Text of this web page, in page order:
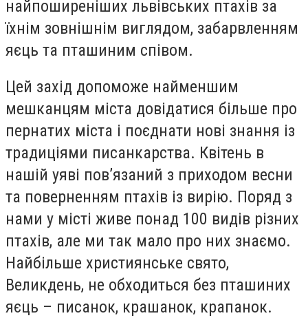
найпоширеніших львівських птахів за
їхнім зовнішнім виглядом, забарвленням
яєць та пташиним співом.
Цей захід допоможе найменшим
мешканцям міста довідатися більше про
пернатих міста і поєднати нові знання із
традиціями писанкарства. Квітень в
нашій уяві пов’язаний з приходом весни
та поверненням птахів із вирію. Поряд з
нами у місті живе понад 100 видів різних
птахів, але ми так мало про них знаємо.
Найбільше християнське свято,
Великдень, не обходиться без пташиних
яєць – писанок, крашанок, крапанок.